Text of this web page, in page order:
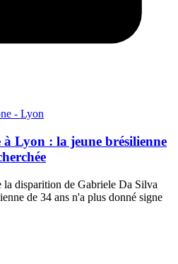
- Lyon
Lyon : la jeune brésilienne
disparition de Gabriele Da Silva
de 34 ans n'a plus donné signe